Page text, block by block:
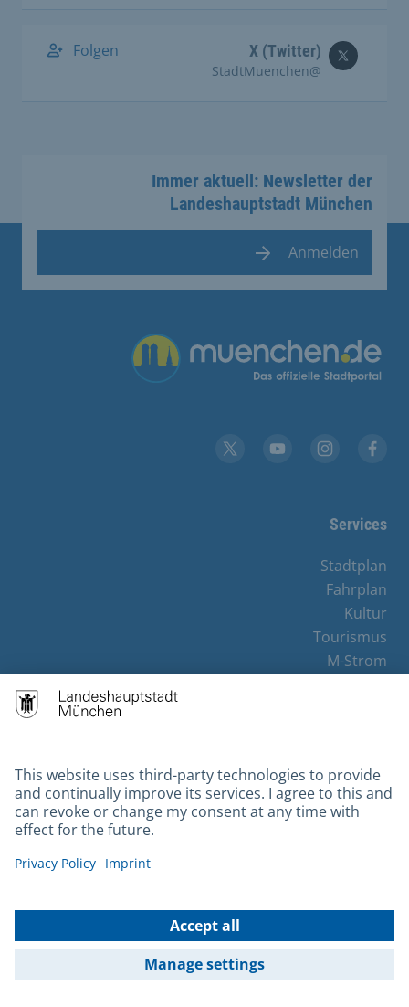
X (Twitter)
@StadtMuenchen
Folgen
Immer aktuell: Newsletter der
Landeshauptstadt München
Anmelden
Übergreifende Links
Services
Stadtplan
Fahrplan
Kultur
Tourismus
M-Strom
Contact
Barrierefreiheit
Kontakt